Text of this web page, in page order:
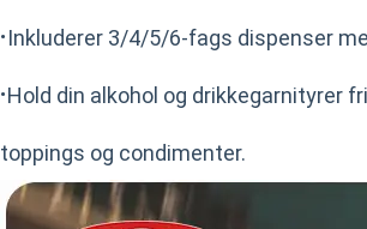
·Inkluderer 3/4/5/6-fags dispenser
·Hold din alkohol og drikkegarnityrer
toppings og condimenter.